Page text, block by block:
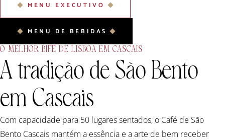
MENU EXECUTIVO
MENU DE BEBIDAS
O MELHOR BIFE DE LISBOA EM CASCAIS
A tradição de São Bento
em Cascais
Com capacidade para 50 lugares sentados, o Café de São
Bento Cascais mantém a essência e a arte de bem receber